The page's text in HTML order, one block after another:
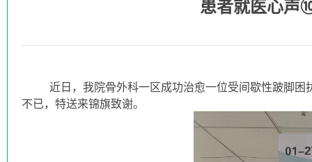
患者就医心声
近日，我院骨外科一区成功治愈一位受间歇性跛脚困扰
不已，特送来锦旗致谢。